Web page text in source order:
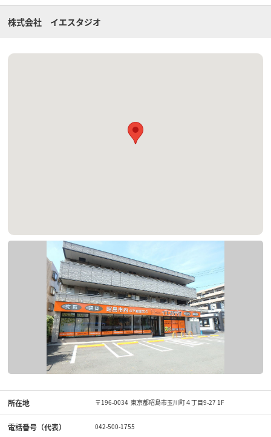
株式会社 イエスタジオ
所在地 〒196-0034 東京都昭島市玉川町４丁目9-27 1F
電話番号（代表） 042-500-1755